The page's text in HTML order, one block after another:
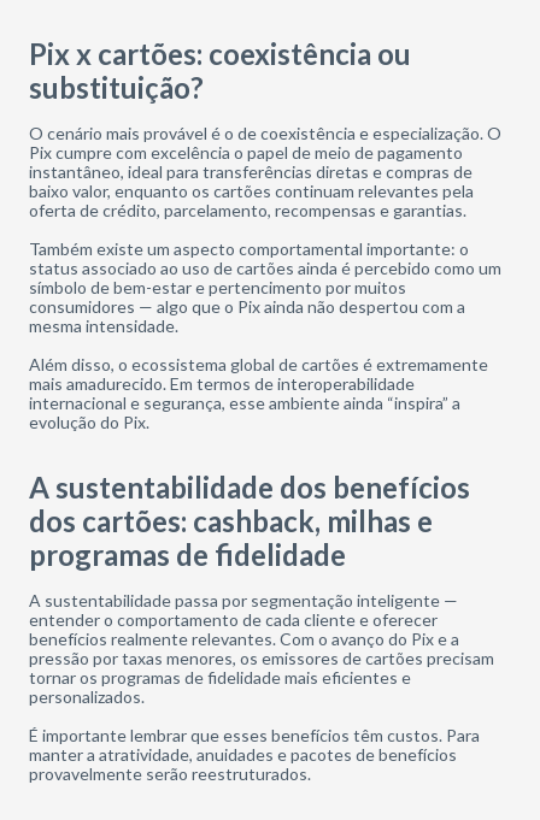
Pix x cartões: coexistência ou
substituição?
O cenário mais provável é o de coexistência e especialização. O
Pix cumpre com excelência o papel de meio de pagamento
instantâneo, ideal para transferências diretas e compras de
baixo valor, enquanto os cartões continuam relevantes pela
oferta de crédito, parcelamento, recompensas e garantias.
Também existe um aspecto comportamental importante: o
status associado ao uso de cartões ainda é percebido como um
símbolo de bem-estar e pertencimento por muitos
consumidores — algo que o Pix ainda não despertou com a
mesma intensidade.
Além disso, o ecossistema global de cartões é extremamente
mais amadurecido. Em termos de interoperabilidade
internacional e segurança, esse ambiente ainda “inspira” a
evolução do Pix.
A sustentabilidade dos benefícios
dos cartões: cashback, milhas e
programas de fidelidade
A sustentabilidade passa por segmentação inteligente —
entender o comportamento de cada cliente e oferecer
benefícios realmente relevantes. Com o avanço do Pix e a
pressão por taxas menores, os emissores de cartões precisam
tornar os programas de fidelidade mais eficientes e
personalizados.
É importante lembrar que esses benefícios têm custos. Para
manter a atratividade, anuidades e pacotes de benefícios
provavelmente serão reestruturados.